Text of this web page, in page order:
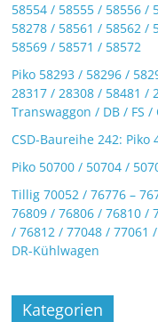
58554 / 58555 / 58556 /
58278 / 58561 / 58562 /
58569 / 58571 / 58572
Piko 58293 / 58296 /
28317 / 28308 / 58481 /
Transwaggon / DB / FS /
CSD-Baureihe 242: Piko
Piko 50700 / 50704 /
Tillig 70052 / 76776 –
76809 / 76806 / 76810 /
/ 76812 / 77048 / 77061
DR-Kühlwagen
Kategorien